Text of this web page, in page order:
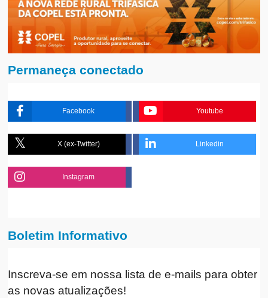
Permaneça conectado
Facebook Youtube
X (ex-Twitter) Linkedin
Instagram
Boletim Informativo
Inscreva-se em nossa lista de e-mails para obter
as novas atualizações!